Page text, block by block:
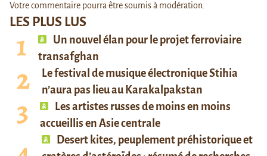
LES PLUS LUS
Un nouvel élan pour le projet ferroviaire
transafghan
Le festival de musique électronique Stihia
n’aura pas lieu au Karakalpakstan
Les artistes russes de moins en moins
accueillis en Asie centrale
Desert kites, peuplement préhistorique et
Votre commentaire pourra être soumis à modération.